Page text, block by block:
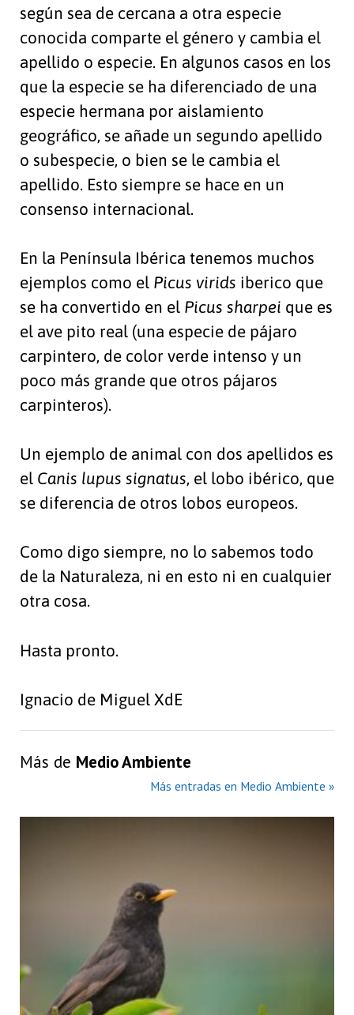
según sea de cercana a otra especie
conocida comparte el género y cambia el
apellido o especie. En algunos casos en los
que la especie se ha diferenciado de una
especie hermana por aislamiento
geográfico, se añade un segundo apellido
o subespecie, o bien se le cambia el
apellido. Esto siempre se hace en un
consenso internacional.
En la Península Ibérica tenemos muchos
ejemplos como el Picus virids iberico que
se ha convertido en el Picus sharpei que es
el ave pito real (una especie de pájaro
carpintero, de color verde intenso y un
poco más grande que otros pájaros
carpinteros).
Un ejemplo de animal con dos apellidos es
el Canis lupus signatus, el lobo ibérico, que
se diferencia de otros lobos europeos.
Como digo siempre, no lo sabemos todo
de la Naturaleza, ni en esto ni en cualquier
otra cosa.
Hasta pronto.
Ignacio de Miguel XdE
Más de Medio Ambiente
Más entradas en Medio Ambiente »